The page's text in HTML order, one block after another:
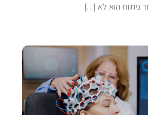
ניתוח הוא לא [...]